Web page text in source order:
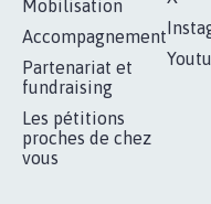
Mobilisation
Accompagnement
Partenariat et
fundraising
Les pétitions
proches de chez
vous